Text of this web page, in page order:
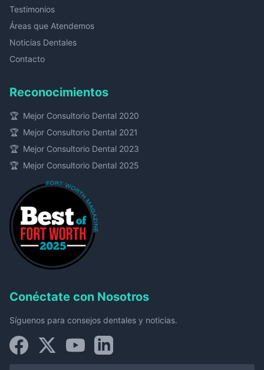
Testimonios
Áreas que Atendemos
Noticias Dentales
Contacto
Reconocimientos
🏆 Mejor Consultorio Dental 2020
🏆 Mejor Consultorio Dental 2021
🏆 Mejor Consultorio Dental 2023
🏆 Mejor Consultorio Dental 2025
Conéctate con Nosotros
Síguenos para consejos dentales y noticias.